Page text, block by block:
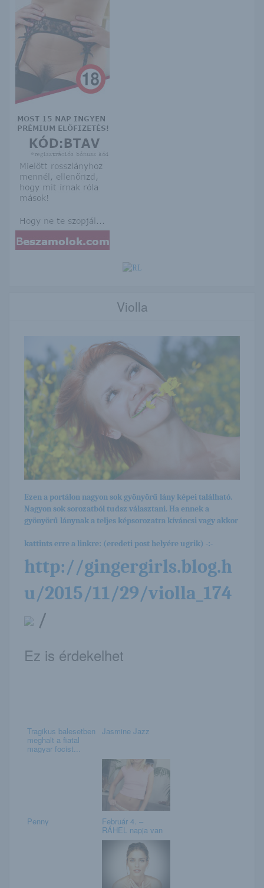
Violla
Ezen a portálon nagyon sok gyönyörű lány képei található.
Nagyon sok sorozatból tudsz választani. Ha ennek a
gyönyörű lánynak a teljes képsorozatra kíváncsi vagy akkor
kattints erre a linkre: (eredeti post helyére ugrik) -:-
http://gingergirls.blog.h
u/2015/11/29/violla_174
/
Ez is érdekelhet
Tragikus balesetben
meghalt a fiatal
magyar focist...
Jasmine Jazz
Penny Február 4. –
RÁHEL napja van